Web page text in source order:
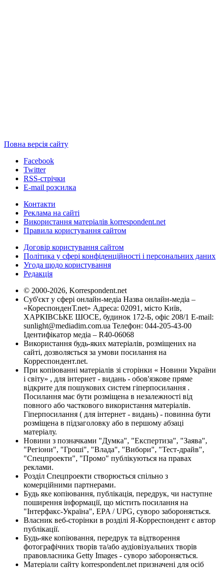
Повна версія сайту
Facebook
Twitter
RSS-стрічки
E-mail розсилка
Контакти
Реклама на сайті
Використання матеріалів korrespondent.net
Правила користування сайтом
Договір користування сайтом
Політика у сфері конфіденційності і персональних даних
Угода щодо користування
Редакція
© 2000-2026, Korrespondent.net
Суб'єкт у сфері онлайн-медіа Назва онлайн-медіа –
«КореспонденТ.net» Адреса: 02091, місто Київ,
ХАРКІВСЬКЕ ШОСЕ, будинок 172-Б, офіс 208/1 E-mail:
sunlight@mediadim.com.ua Телефон: 044-205-43-00
Ідентифікатор медіа – R40-06068
Використання будь-яких матеріалів, розміщених на
сайті, дозволяється за умови посилання на
Корреспондент.net.
При копіюванні матеріалів зі сторінки « Новини України
і світу» , для інтернет - видань - обов'язкове пряме
відкрите для пошукових систем гіперпосилання .
Посилання має бути розміщена в незалежності від
повного або часткового використання матеріалів.
Гіперпосилання ( для інтернет - видань) - повинна бути
розміщена в підзаголовку або в першому абзаці
матеріалу.
Новини з позначками "Думка", "Експертиза", "Заява",
"Регіони", "Гроші", "Влада", "Вибори", "Тест-драйв",
"Спецпроекти", "Промо" публікуються на правах
реклами.
Розділ Спецпроекти створюється спільно з
комерційними партнерами.
Будь яке копіювання, публікація, передрук, чи наступне
поширення інформації, що містить посилання на
"Інтерфакс-Україна", EPA / UPG, суворо забороняється.
Власник веб-сторінки в розділі Я-Корреспондент є автор
публікації.
Будь-яке копіювання, передрук та відтворення
фотографічних творів та/або аудіовізуальних творів
правовласника Getty Images - суворо забороняється.
Матеріали сайту korrespondent.net призначені для осіб